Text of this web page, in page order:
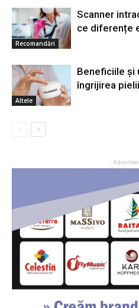
Recomandări
Scanner
ce diferențe
Altele
Beneficiile și
îngrijirea pielii
-